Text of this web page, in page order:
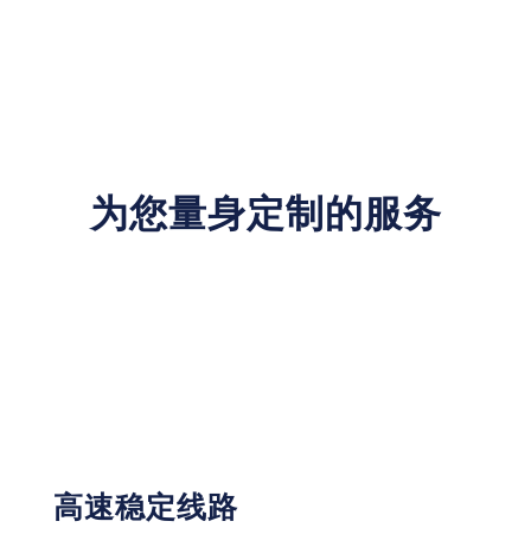
为您量身定制的服务
高速稳定线路